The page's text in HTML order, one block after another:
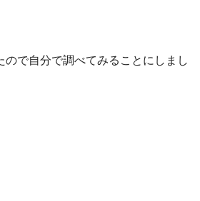
ので自分で調べてみることにしまし